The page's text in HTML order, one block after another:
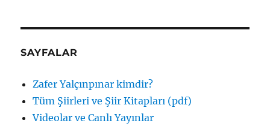
SAYFALAR
Zafer Yalçınpınar kimdir?
Tüm Şiirleri ve Şiir Kitapları (pdf)
Videolar ve Canlı Yayınlar